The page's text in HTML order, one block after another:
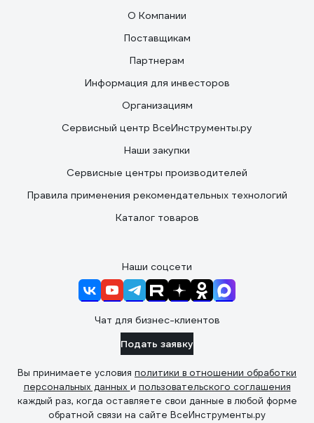
О Компании
Поставщикам
Партнерам
Информация для инвесторов
Организациям
Сервисный центр ВсеИнструменты.ру
Наши закупки
Сервисные центры производителей
Правила применения рекомендательных технологий
Каталог товаров
Наши соцсети
Чат для бизнес-клиентов
Подать заявку
Вы принимаете условия политики в отношении обработки
персональных данных и пользовательского соглашения
каждый раз, когда оставляете свои данные в любой форме
обратной связи на сайте ВсеИнструменты.ру